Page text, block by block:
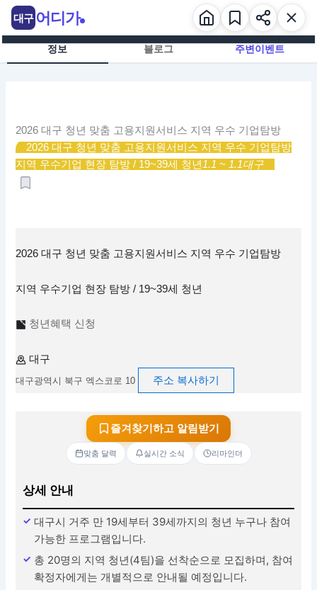
츠
정보 블로그 주변이벤트
2026 대구 청년 맞춤 고용지원서비스 지역 우수 기업탐방
2026 대구 청년 맞춤 고용지원서비스 지역 우수 기업탐방
지역 우수기업 현장 탐방 / 19~39세 청년1.1 ~ 1.1대구
2026 대구 청년 맞춤 고용지원서비스 지역 우수 기업탐방
지역 우수기업 현장 탐방 / 19~39세 청년
청년혜택 신청
대구
대구광역시 북구 엑스코로 10 주소 복사하기
즐겨찾기하고 알림받기
맞춤 달력 실시간 소식 리마인더
상세 안내
대구시 거주 만 19세부터 39세까지의 청년 누구나 참여
가능한 프로그램입니다.
총 20명의 지역 청년(4팀)을 선착순으로 모집하며, 참여
확정자에게는 개별적으로 안내될 예정입니다.
대구 어디가